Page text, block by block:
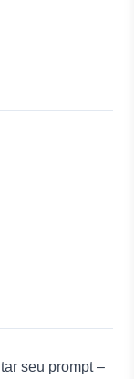
seu prompt –